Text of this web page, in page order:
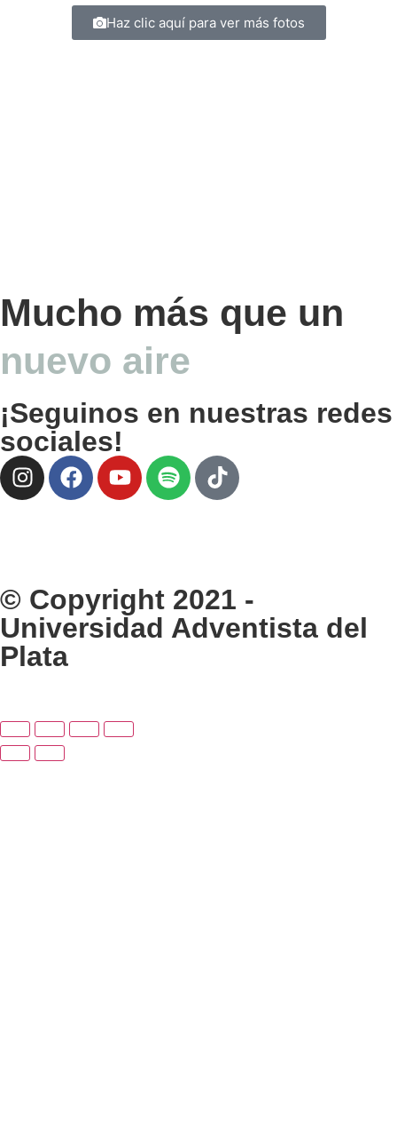
Haz clic aquí para ver más fotos
Mucho más que un
nuevo aire
¡Seguinos en nuestras redes
sociales!
© Copyright 2021 -
Universidad Adventista del
Plata